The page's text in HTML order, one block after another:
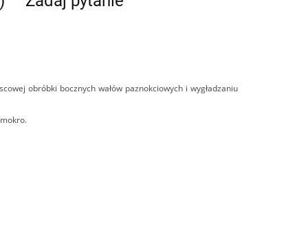
obróbki bocznych wałów paznokciowych i wygładzaniu